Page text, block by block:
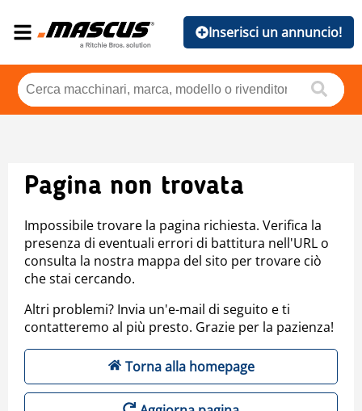
Inserisci un annuncio!
Pagina non trovata
Impossibile trovare la pagina richiesta. Verifica la
presenza di eventuali errori di battitura nell'URL o
consulta la nostra mappa del sito per trovare ciò
che stai cercando.
Altri problemi? Invia un'e-mail di seguito e ti
contatteremo al più presto. Grazie per la pazienza!
Torna alla homepage